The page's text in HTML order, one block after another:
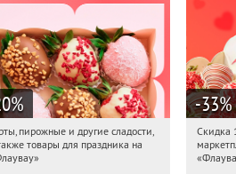
%
13:55:20 Получили:
пирожные и другие сладости,
товары для праздника на
-33%
Россия
Скидка